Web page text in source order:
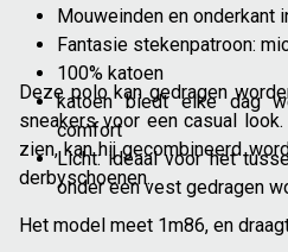
Mouweinden en onderkant
Fantasie stekenpatroon:
100% katoen
katoen biedt elke dag
comfort
Licht: ideaal voor het
onder een vest gedragen
Deze polo kan gedragen
sneakers voor een casual
zien, kan hij gecombineerd
derbyschoenen.
Het model meet 1m86, en